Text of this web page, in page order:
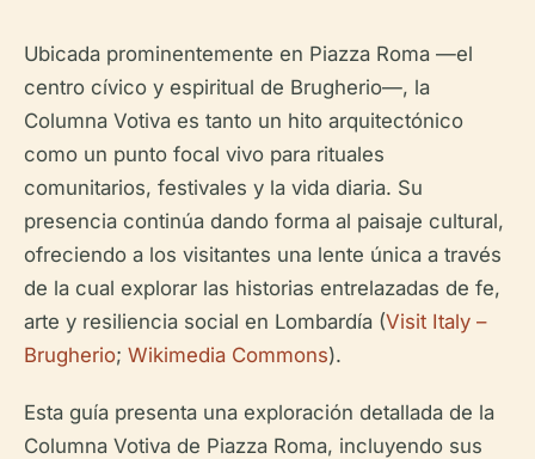
Ubicada prominentemente en Piazza Roma —el
centro cívico y espiritual de Brugherio—, la
Columna Votiva es tanto un hito arquitectónico
como un punto focal vivo para rituales
comunitarios, festivales y la vida diaria. Su
presencia continúa dando forma al paisaje cultural,
ofreciendo a los visitantes una lente única a través
de la cual explorar las historias entrelazadas de fe,
arte y resiliencia social en Lombardía (Visit Italy –
Brugherio; Wikimedia Commons).
Esta guía presenta una exploración detallada de la
Columna Votiva de Piazza Roma, incluyendo sus